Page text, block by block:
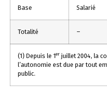
Base Salarié
Totalité –
(1) Depuis le 1er juillet 2004, la
l’autonomie est due par tout
public.